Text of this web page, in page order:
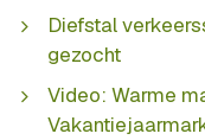
Diefstal
gezocht
Video: Warme